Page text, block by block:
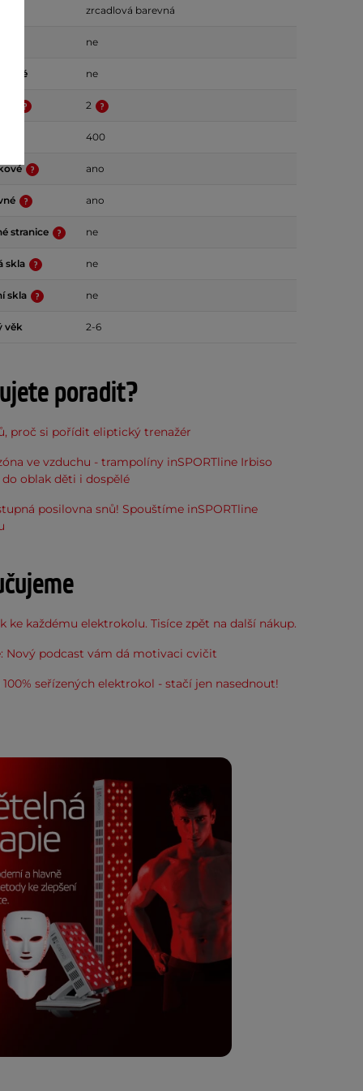
zrcadlová barevná
ne
ne
2
400
ano
ano
stranice ne
skla ne
skla ne
věk 2-6
poradit?
proč si pořídit eliptický trenažér
ve vzduchu - trampolíny inSPORTline Irbiso
oblak děti i dospělé
posilovna snů! Spouštíme inSPORTline
ke každému elektrokolu. Tisíce zpět na další nákup.
Nový podcast vám dá motivaci cvičit
100% seřízených elektrokol - stačí jen nasednout!